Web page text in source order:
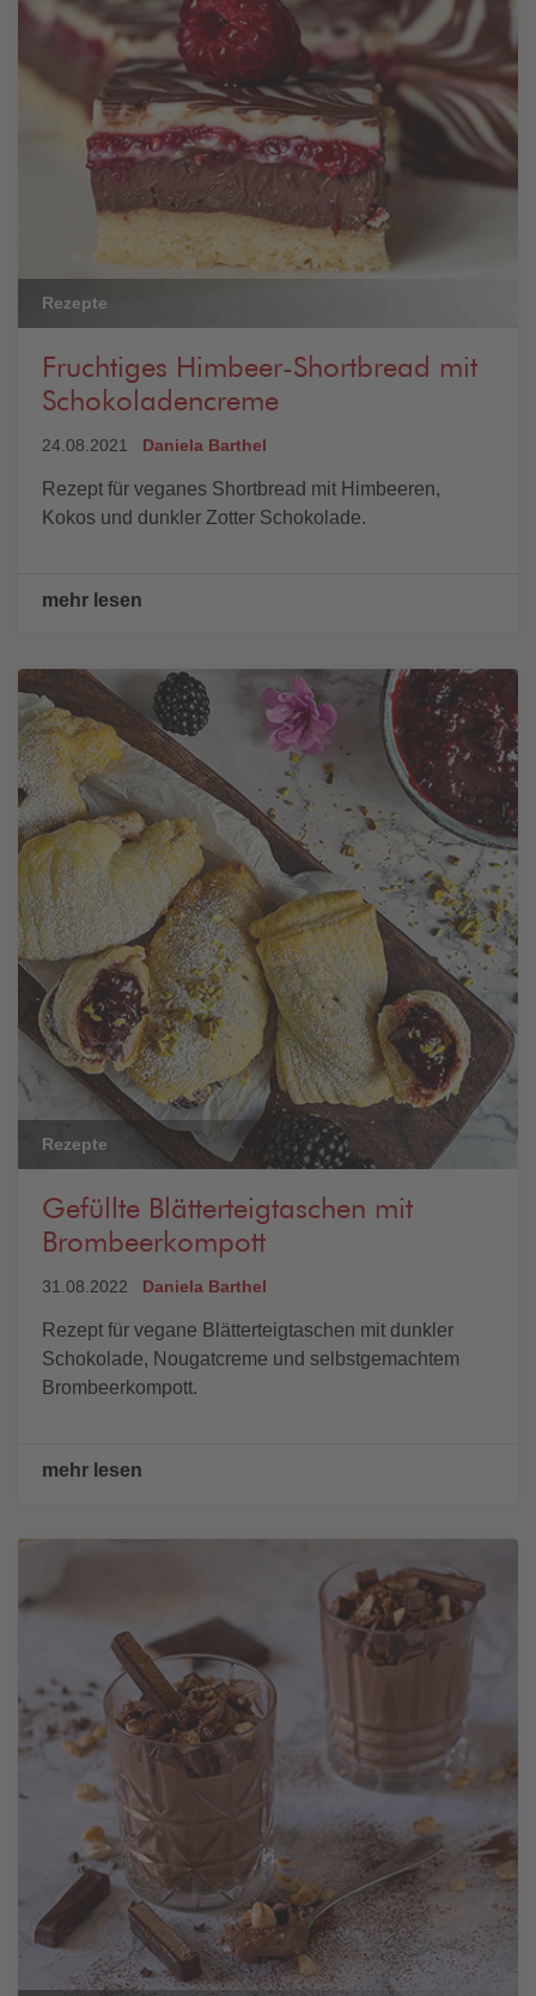
Rezepte
Fruchtiges Himbeer-Shortbread mit
Schokoladencreme
24.08.2021 Daniela Barthel
Rezept für veganes Shortbread mit Himbeeren,
Kokos und dunkler Zotter Schokolade.
mehr lesen
Rezepte
Gefüllte Blätterteigtaschen mit
Brombeerkompott
31.08.2022 Daniela Barthel
Rezept für vegane Blätterteigtaschen mit dunkler
Schokolade, Nougatcreme und selbstgemachtem
Brombeerkompott.
mehr lesen